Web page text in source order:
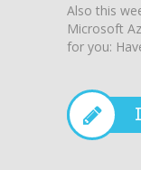
Also this
Microsoft
for you: